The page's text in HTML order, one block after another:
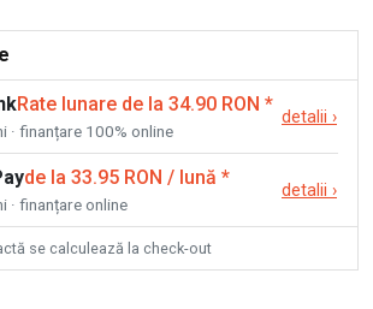
Rate lunare de la 34.90 RON *
· finanțare 100% online
detalii ›
de la 33.95 RON / lună *
· finanțare online
detalii ›
se calculează la check-out